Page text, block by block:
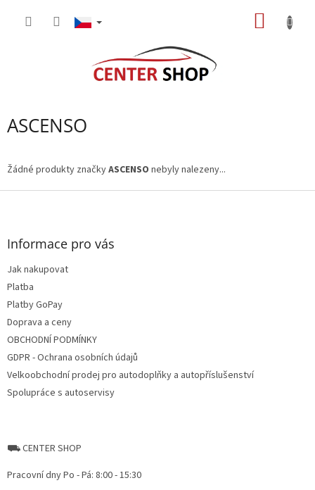
ASCENSO
Žádné produkty značkyASCENSO nebyly nalezeny...
Z
Informace pro vás
Jak nakupovat
Platba
Platby GoPay
Doprava a ceny
OBCHODNÍ PODMÍNKY
GDPR - Ochrana osobních údajů
Velkoobchodní prodej pro autodoplňky a autopříslušenství
Spolupráce s autoservisy
⛟ CENTER SHOP
Pracovní dny Po - Pá: 8:00 - 15:30